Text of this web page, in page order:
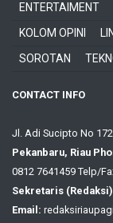
ENTERTAIMENT
KOLOM OPINI
SOROTAN
CONTACT INFO
Jl. Adi Sucipto No
Pekanbaru, Riau
0812 7641459 Telp/
Sekretaris
Email: